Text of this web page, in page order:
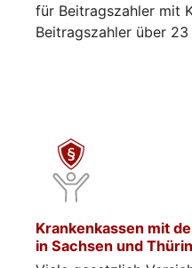
für Beitragszahler mit
Beitragszahler über
Krankenkassen mit
in Sachsen und